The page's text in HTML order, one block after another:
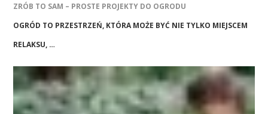
ZRÓB TO SAM – PROSTE PROJEKTY DO OGRODU
OGRÓD TO PRZESTRZEŃ, KTÓRA MOŻE BYĆ NIE TYLKO MIEJSCEM
RELAKSU, …